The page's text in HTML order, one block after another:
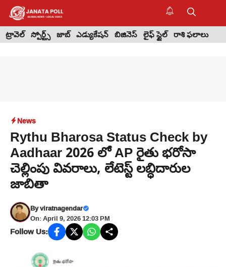
Skip
content
ట్రావెల్ స్పోర్ట్స్ జాబ్ ఎడ్యుకేషన్ బిజినెస్ లైఫ్ స్టైల్ రాశి ఫలాలు
News
Rythu Bharosa Status Check by
Aadhaar 2026 లో AP రైతు భరోసా
చెల్లింపు వివరాలు, లేటెస్ట్ లబ్ధిదారుల
జాబితా
Byviratnagendar
On: April 9, 2026 12:03 PM
Follow Us: